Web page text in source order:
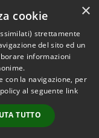
• Comune di Santa
Ligure •
Powered by
•
Accesso
Area Riservata
×
cookie
strettamente
del sito ed un
informazioni
con la navigazione, per
al seguente link
TUTTO